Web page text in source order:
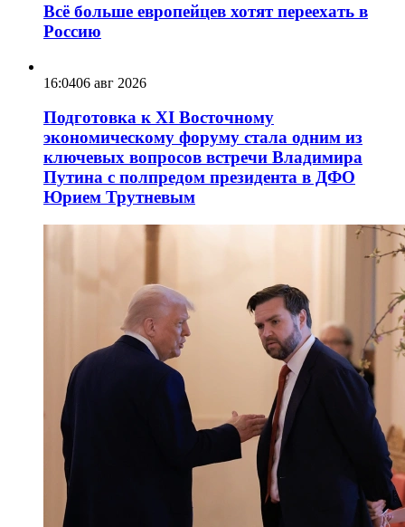
Всё больше европейцев хотят переехать в
Россию
16:0406 авг 2026
Подготовка к XI Восточному
экономическому форуму стала одним из
ключевых вопросов встречи Владимира
Путина с полпредом президента в ДФО
Юрием Трутневым